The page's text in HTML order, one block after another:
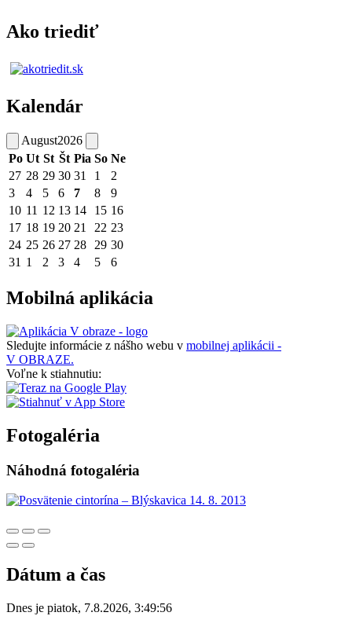
Ako triediť
Kalendár
August2026
Po Ut St Št Pia So Ne
27 28 29 30 31 1
2
3
4 5 6 7 8
9
10 11 12 13 14 15 16
17 18 19 20 21 22 23
24 25 26 27 28 29 30
31 1 2 3 4 5 6
Mobilná aplikácia
Sledujte informácie z nášho webu v mobilnej aplikácii -
V OBRAZE.
Voľne k stiahnutiu:
Fotogaléria
Náhodná fotogaléria
Dátum a čas
Dnes je piatok, 7.8.2026, 3:49:56